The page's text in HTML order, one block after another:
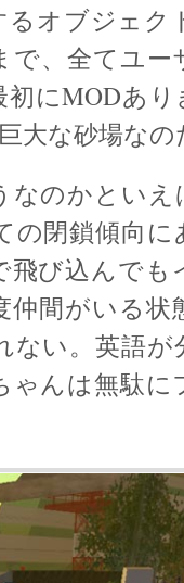
るオブジェク
で、全てユー
にMODあ
大な砂場なの
のかといえ
の閉鎖傾向に
飛び込んでも
仲間がいる状
ない。英語が
ゃんは無駄に